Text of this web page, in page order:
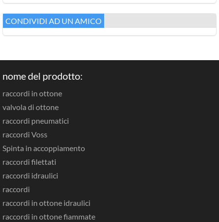
CONDIVIDI AD UN AMICO
nome del prodotto:
raccordi in ottone
valvola di ottone
raccordi pneumatici
raccordi Voss
Spinta in accoppiamento
raccordi filettati
raccordi idraulici
raccordi
raccordi in ottone idraulici
raccordi in ottone fiammate